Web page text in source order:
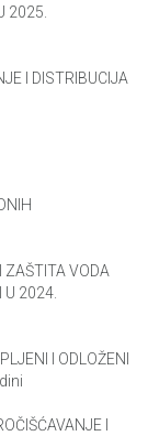
2025.
I DISTRIBUCIJA
ZAŠTITA VODA
U 2024.
I ODLOŽENI
I